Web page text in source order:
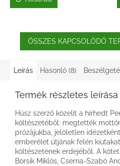
ÖSSZES KAPCSOLÓDÓ
Leírás Hasonló (8)
Termék részletes leírása
Húsz szerző közelít a hírhedt
költészetéből: megtették
prózájukba, jelöletlen
emberélet útjának felén
költészetének erdejéből. A
Borsik Miklós, Cserna-Szabó